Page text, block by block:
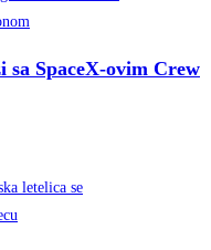
sa SpaceX-ovim Crew